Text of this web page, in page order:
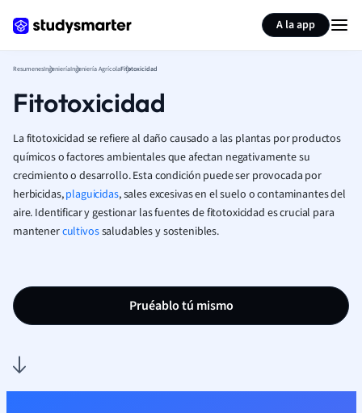
A la app
ResumenesIngenieríaIngeniería AgrícolaFitotoxicidad
Fitotoxicidad
La fitotoxicidad se refiere al daño causado a las plantas por productos
químicos o factores ambientales que afectan negativamente su
crecimiento o desarrollo. Esta condición puede ser provocada por
herbicidas,plaguicidas, sales excesivas en el suelo o contaminantes del
aire. Identificar y gestionar las fuentes de fitotoxicidad es crucial para
mantenercultivossaludables y sostenibles.
Pruéablo tú mismo
Resumir página